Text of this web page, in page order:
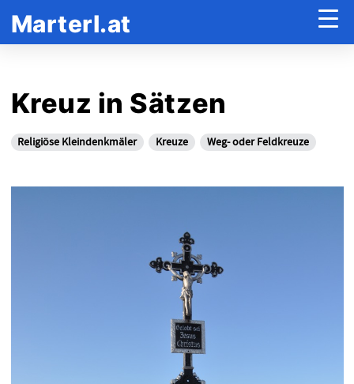
Marterl.at
Kreuz in Sätzen
Religiöse Kleindenkmäler Kreuze Weg- oder Feldkreuze